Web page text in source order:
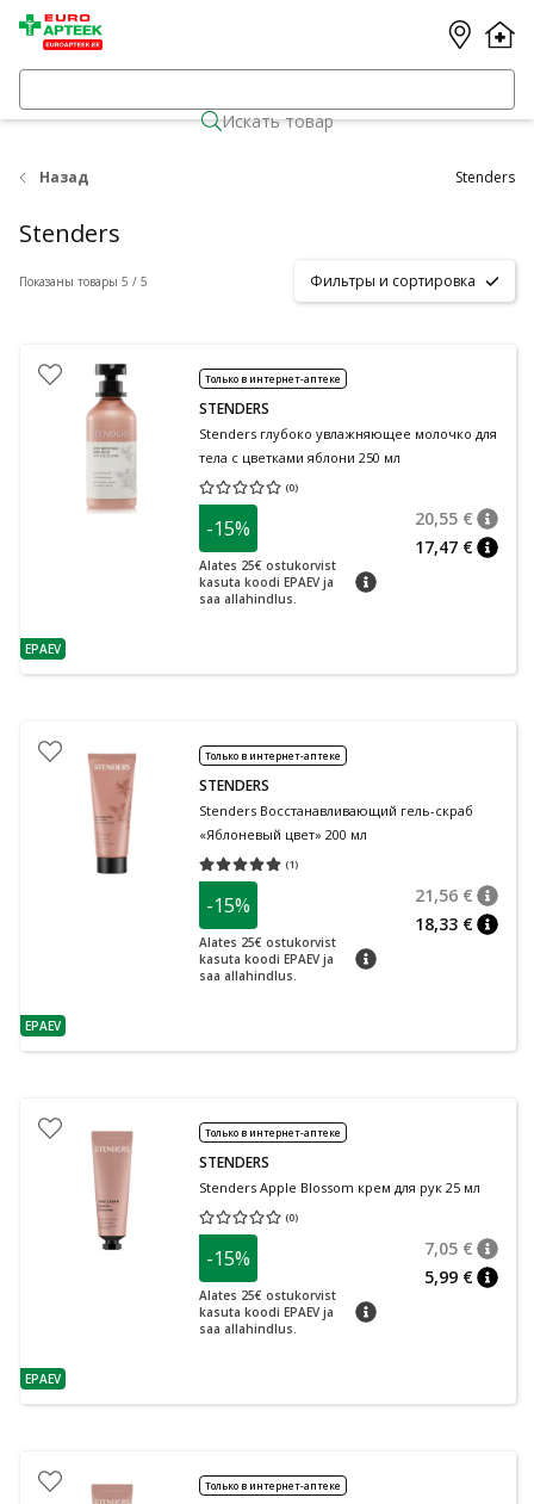
Искать товар
Назад Stenders
Stenders
Показаны товары 5 / 5 Фильтры и сортировка
nõuanne
EPAEV
Только в интернет-аптеке
STENDERS
Stenders глубоко увлажняющее молочко для
тела с цветками яблони 250 мл
(0)
Средняя оценка 0.00
-15%
Alates 25€ ostukorvist
kasuta koodi EPAEV ja
saa allahindlus.
nõuanne
20,55 €
17,47 €
nõuanne
EPAEV
Только в интернет-аптеке
STENDERS
Stenders Восстанавливающий гель-скраб
«Яблоневый цвет» 200 мл
(1)
Средняя оценка 5.00
-15%
Alates 25€ ostukorvist
kasuta koodi EPAEV ja
saa allahindlus.
nõuanne
21,56 €
18,33 €
nõuanne
EPAEV
Только в интернет-аптеке
STENDERS
Stenders Apple Blossom крем для рук 25 мл
(0)
Средняя оценка 0.00
-15%
Alates 25€ ostukorvist
kasuta koodi EPAEV ja
saa allahindlus.
nõuanne
7,05 €
5,99 €
Только в интернет-аптеке